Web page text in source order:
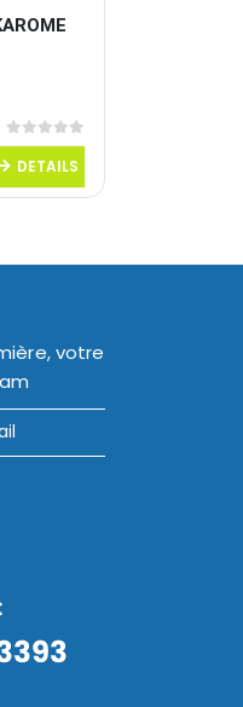
0sur 5
DETAILS
votre